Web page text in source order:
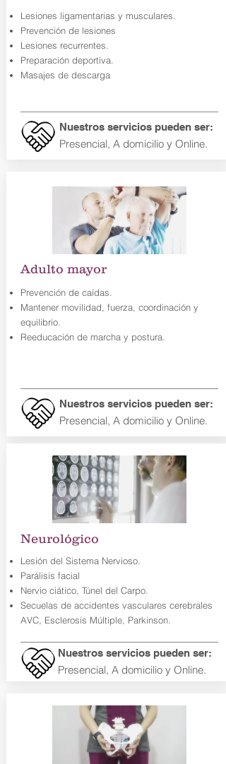
Lesiones ligamentarias y musculares.
Prevención de lesiones
Lesiones recurrentes.
Preparación deportiva.
Masajes de descarga
Nuestros servicios pueden ser:
Presencial, A domicilio y Online.
Adulto mayor
Prevención de caídas.
Mantener movilidad, fuerza, coordinación y
equilibrio.
Reeducación de marcha y postura.
Nuestros servicios pueden ser:
Presencial, A domicilio y Online.
Neurológico
Lesión del Sistema Nervioso.
Parálisis facial
Nervio ciático, Túnel del Carpo.
Secuelas de accidentes vasculares cerebrales
AVC, Esclerosis Múltiple, Parkinson.
Presencial, A domicilio y Online.
Nuestros servicios pueden ser: